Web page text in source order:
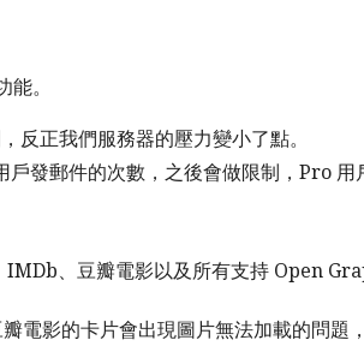
。
反正我們服務器的壓力變小了點。
發郵件的次數，之後會做限制，Pro 用
、豆瓣電影以及所有支持 Open
電影的卡片會出現圖片無法加載的問題